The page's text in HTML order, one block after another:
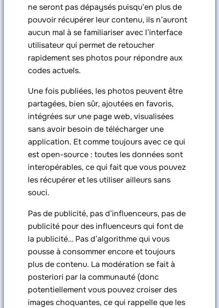
ne seront pas dépaysés puisqu’en plus de
pouvoir récupérer leur contenu, ils n’auront
aucun mal à se familiariser avec l’interface
utilisateur qui permet de retoucher
rapidement ses photos pour répondre aux
codes actuels.
Une fois publiées, les photos peuvent être
partagées, bien sûr, ajoutées en favoris,
intégrées sur une page web, visualisées
sans avoir besoin de télécharger une
application. Et comme toujours avec ce qui
est open-source : toutes les données sont
interopérables, ce qui fait que vous pouvez
les récupérer et les utiliser ailleurs sans
souci.
Pas de publicité, pas d’influenceurs, pas de
publicité pour des influenceurs qui font de
la publicité… Pas d’algorithme qui vous
pousse à consommer encore et toujours
plus de contenu. La modération se fait à
posteriori par la communauté (donc
potentiellement vous pouvez croiser des
images choquantes, ce qui rappelle que les